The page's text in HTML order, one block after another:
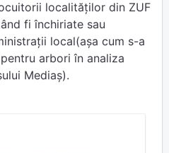
localităților din ZUF
fi închiriate sau
local(așa cum s-a
arbori în analiza
Mediaș).